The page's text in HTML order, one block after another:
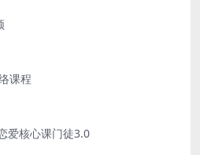
课程
爱核心课门徒3.0